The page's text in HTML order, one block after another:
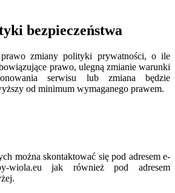
bezpieczeństwa
prawo zmiany polityki prywatności, o ile
prawo, ulegną zmianie warunki
serwisu lub zmiana będzie
od minimum wymaganego prawem.
można skontaktować się pod adresem e-
wiola.eu jak również pod adresem